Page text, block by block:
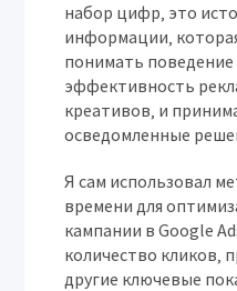
набор цифр‚ это
информации‚
понимать поведение
эффективность
креативов‚ и
осведомленные
Я сам использовал
времени для
кампании в Google
количество кликов‚
другие ключевые